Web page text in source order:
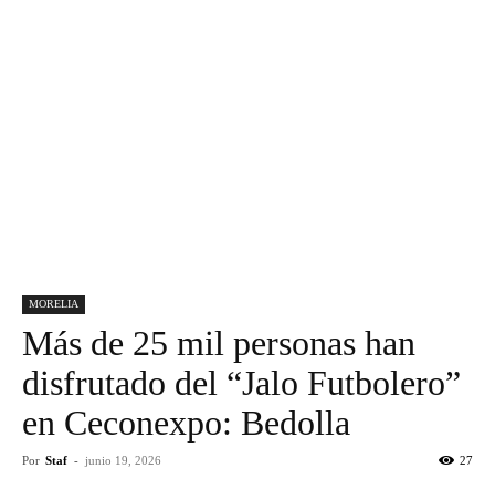
MORELIA
Más de 25 mil personas han
disfrutado del “Jalo Futbolero”
en Ceconexpo: Bedolla
Por Staf - junio 19, 2026 27